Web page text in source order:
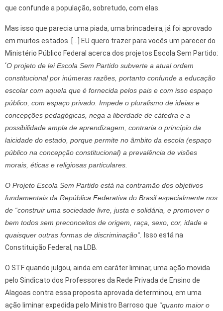
que confunde a população, sobretudo, com elas.
Mas isso que parecia uma piada, uma brincadeira, já foi aprovado
em muitos estados. […] EU quero trazer para vocês um parecer do
Ministério Público Federal acerca dos projetos Escola Sem Partido:
‘O projeto de lei Escola Sem Partido subverte a atual ordem
constitucional por inúmeras razões, portanto confunde a educação
escolar com aquela que é fornecida pelos pais e com isso espaço
público, com espaço privado. Impede o pluralismo de ideias e
concepções pedagógicas, nega a liberdade de cátedra e a
possibilidade ampla de aprendizagem, contraria o princípio da
laicidade do estado, porque permite no âmbito da escola (espaço
público na concepção constitucional) a prevalência de visões
morais, éticas e religiosas particulares.
O Projeto Escola Sem Partido está na contramão dos objetivos
fundamentais da República Federativa do Brasil especialmente nos
de “construir uma sociedade livre, justa e solidária, e promover o
bem todos sem preconceitos de origem, raça, sexo, cor, idade e
quaisquer outras formas de discriminação”.
Isso está na
Constituição Federal, na LDB.
O STF quando julgou, ainda em caráter liminar, uma ação movida
pelo Sindicato dos Professores da Rede Privada de Ensino de
Alagoas contra essa proposta aprovada determinou, em uma
ação liminar expedida pelo Ministro Barroso que “quanto maior o